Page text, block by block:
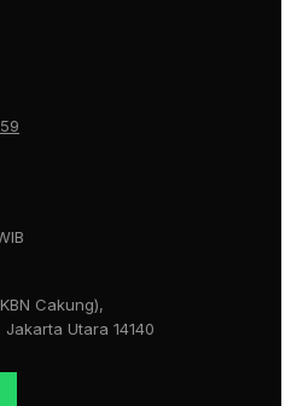
Cakung),
Jakarta Utara 14140